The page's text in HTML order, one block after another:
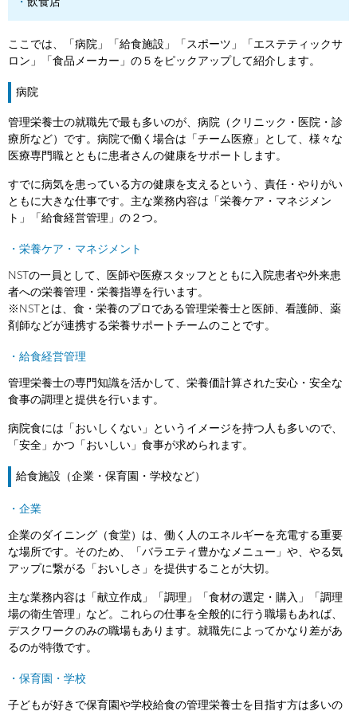
ここでは、「病院」「給食施設」「スポーツ」「エステティックサ
ロン」「食品メーカー」の５をピックアップして紹介します。
病院
管理栄養士の就職先で最も多いのが、病院（クリニック・医院・診
療所など）です。病院で働く場合は「チーム医療」として、様々な
医療専門職とともに患者さんの健康をサポートします。
すでに病気を患っている方の健康を支えるという、責任・やりがい
ともに大きな仕事です。主な業務内容は「栄養ケア・マネジメン
ト」「給食経営管理」の２つ。
・栄養ケア・マネジメント
NSTの一員として、医師や医療スタッフとともに入院患者や外来患
者への栄養管理・栄養指導を行います。
※NSTとは、食・栄養のプロである管理栄養士と医師、看護師、薬
剤師などが連携する栄養サポートチームのことです。
・給食経営管理
管理栄養士の専門知識を活かして、栄養価計算された安心・安全な
食事の調理と提供を行います。
病院食には「おいしくない」というイメージを持つ人も多いので、
「安全」かつ「おいしい」食事が求められます。
給食施設（企業・保育園・学校など）
・企業
企業のダイニング（食堂）は、働く人のエネルギーを充電する重要
な場所です。そのため、「バラエティ豊かなメニュー」や、やる気
アップに繋がる「おいしさ」を提供することが大切。
主な業務内容は「献立作成」「調理」「食材の選定・購入」「調理
場の衛生管理」など。これらの仕事を全般的に行う職場もあれば、
デスクワークのみの職場もあります。就職先によってかなり差があ
るのが特徴です。
・保育園・学校
子どもが好きで保育園や学校給食の管理栄養士を目指す方は多いの